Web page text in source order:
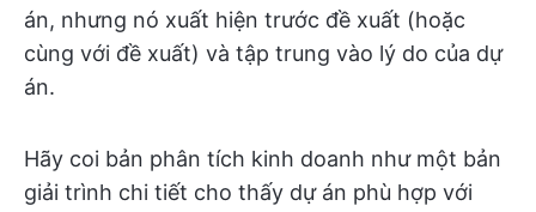
án, nhưng nó xuất hiện trước đề xuất (hoặc
cùng với đề xuất) và tập trung vào lý do của dự
án.
Hãy coi bản phân tích kinh doanh như một bản
giải trình chi tiết cho thấy dự án phù hợp với